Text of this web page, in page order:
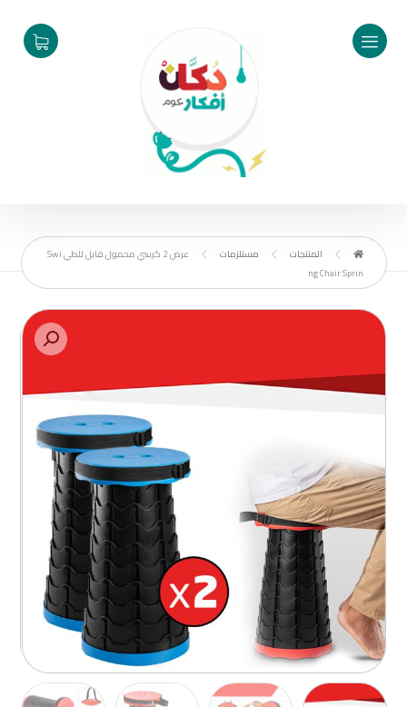
المنتجات مستلزمات
عرض 2 كرسي محمول قابل للطي Swi
ng Chair Sprin